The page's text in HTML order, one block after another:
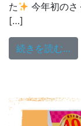
た
今年初のさ
[…]
続きを読む…